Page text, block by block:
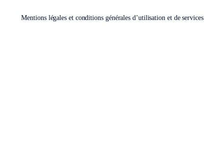
Mentions légales et conditions générales d’utilisation et de services